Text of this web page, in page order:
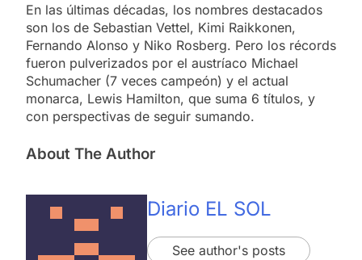
En las últimas décadas, los nombres destacados
son los de Sebastian Vettel, Kimi Raikkonen,
Fernando Alonso y Niko Rosberg. Pero los récords
fueron pulverizados por el austríaco Michael
Schumacher (7 veces campeón) y el actual
monarca, Lewis Hamilton, que suma 6 títulos, y
con perspectivas de seguir sumando.
About The Author
Diario EL SOL
See author's posts